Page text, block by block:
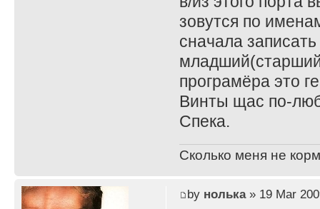
зовутся по
сначала
програмёра это
Винты щас по-
Спека.
Сколько меня не
by нолька» 19 Mar